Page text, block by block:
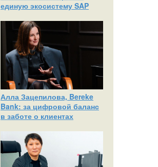
единую экосистему SAP
Алла Зацепилова, Bereke
Bank: за цифровой баланс
в заботе о клиентах